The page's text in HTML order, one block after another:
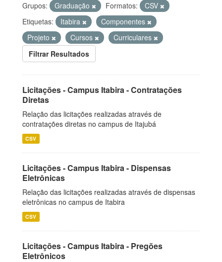
Grupos: Graduação Formatos:
CSV
Etiquetas:
Itabira
Componentes
Projeto
Cursos
Curriculares
Filtrar Resultados
Licitações - Campus Itabira - Contratações
Diretas
Relação das licitações realizadas através de
contratações diretas no campus de Itajubá
CSV
Licitações - Campus Itabira - Dispensas
Eletrônicas
Relação das licitações realizadas através de dispensas
eletrônicas no campus de Itabira
CSV
Licitações - Campus Itabira - Pregões
Eletrônicos